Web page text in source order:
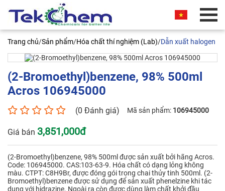
Trang chủ/Sản phẩm/Hóa chất thí nghiệm (Lab)/Dẫn xuất halogen
(2-Bromoethyl)benzene, 98% 500ml
Acros 106945000
(0 Đánh giá) Mã sản phẩm: 106945000
Giá bán 3,851,000đ
(2-Bromoethyl)benzene, 98% 500ml được sản xuất bởi hãng Acros.
Code: 106945000. CAS:103-63-9. Hóa chất có dạng lỏng không
màu. CTPT: C8H9Br, được đóng gói trong chai thủy tinh 500ml. (2-
Bromoethyl)benzene được sử dụng để sản xuất phenelzine khi tác
dụng với hidrazine. Ngoài ra còn được dùng làm chất khởi đầu
BÁO GIÁ THƯƠNG MẠI
Quý khách vui lòng nhập thông tin vào các trường
bên dưới. Chúng tôi sẽ liên hệ ngay và báo giá
thương mại sản phẩm này cho quý khách. Xin
chân thành cảm ơn!
500ml Acros 106945000
Tên liên hệ*